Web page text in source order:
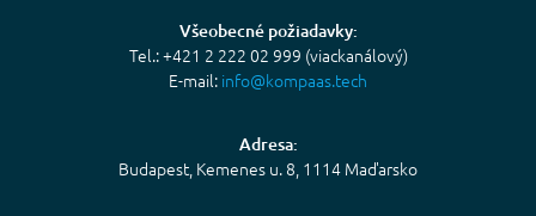
Všeobecné požiadavky:
Tel.: +421 2 222 02 999 (viackanálový)
E-mail: info@kompaas.tech
Adresa:
Budapest, Kemenes u. 8, 1114 Maďarsko